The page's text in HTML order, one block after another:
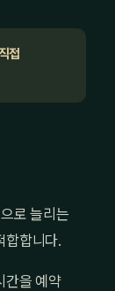
접
로 늘리는
합합니다.
간을 예약